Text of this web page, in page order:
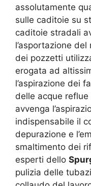
assolutamente
sulle caditoie su
caditoie stradali
l’asportazione
dei pozzetti
erogata ad
l’aspirazione dei
delle acque
avvenga
indispensabile il
depurazione e
smaltimento dei
esperti dello
pulizia delle